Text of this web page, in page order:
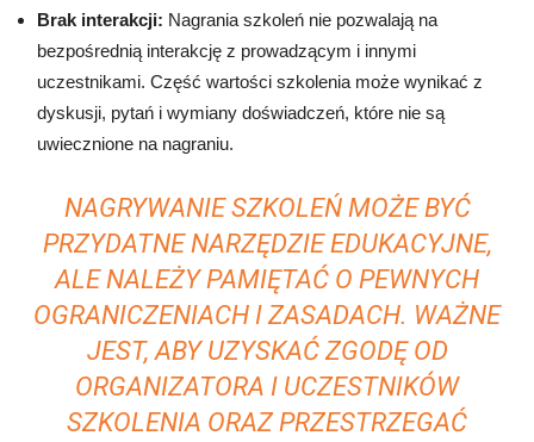
Brak interakcji: Nagrania szkoleń nie pozwalają na
bezpośrednią interakcję z prowadzącym i innymi
uczestnikami. Część wartości szkolenia może wynikać z
dyskusji, pytań i wymiany doświadczeń, które nie są
uwiecznione na nagraniu.
NAGRYWANIE SZKOLEŃ MOŻE BYĆ
PRZYDATNE NARZĘDZIE EDUKACYJNE,
ALE NALEŻY PAMIĘTAĆ O PEWNYCH
OGRANICZENIACH I ZASADACH. WAŻNE
JEST, ABY UZYSKAĆ ZGODĘ OD
ORGANIZATORA I UCZESTNIKÓW
SZKOLENIA ORAZ PRZESTRZEGAĆ